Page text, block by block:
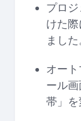
プロ
けた
ました
オー
ール
帯」を